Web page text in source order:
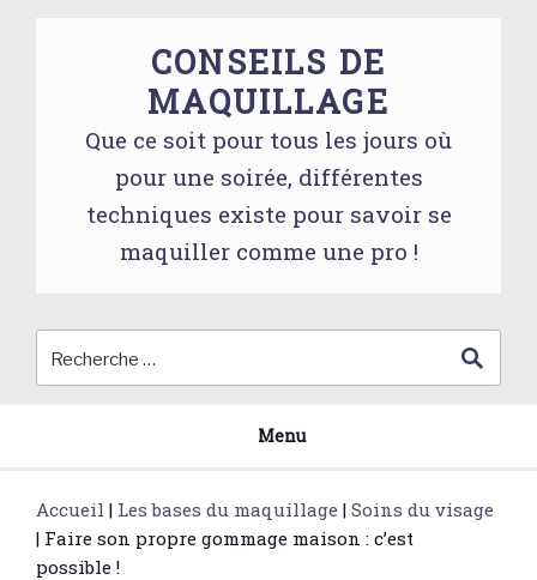
CONSEILS DE
MAQUILLAGE
Que ce soit pour tous les jours où
pour une soirée, différentes
techniques existe pour savoir se
maquiller comme une pro !
Menu
Accueil | Les bases du maquillage | Soins du visage
| Faire son propre gommage maison : c’est
possible !